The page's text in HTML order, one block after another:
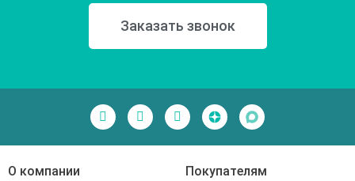
Заказать звонок
О компании Покупателям